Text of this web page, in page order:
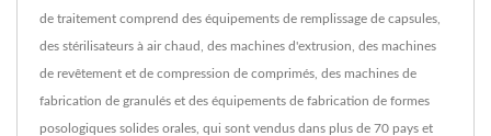
de traitement comprend des équipements de remplissage de capsules,
des stérilisateurs à air chaud, des machines d'extrusion, des machines
de revêtement et de compression de comprimés, des machines de
fabrication de granulés et des équipements de fabrication de formes
posologiques solides orales, qui sont vendus dans plus de 70 pays et